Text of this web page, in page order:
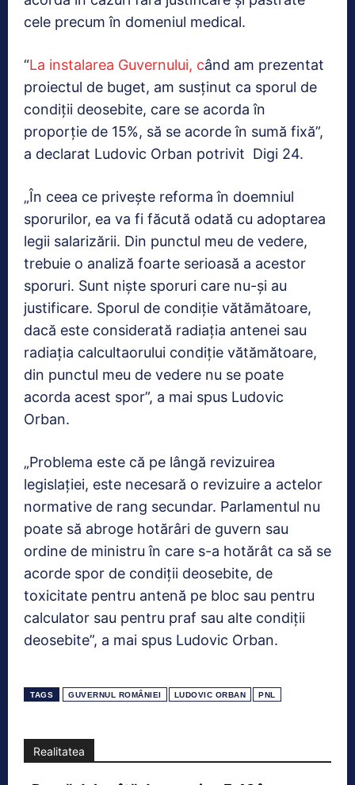
cele precum în domeniul medical.
“La instalarea Guvernului, când am prezentat
proiectul de buget, am susținut ca sporul de
condiții deosebite, care se acorda în
proporție de 15%, să se acorde în sumă fixă”,
a declarat Ludovic Orban potrivit Digi 24.
„În ceea ce privește reforma în doemniul
sporurilor, ea va fi făcută odată cu adoptarea
legii salarizării. Din punctul meu de vedere,
trebuie o analiză foarte serioasă a acestor
sporuri. Sunt niște sporuri care nu-și au
justificare. Sporul de condiție vătămătoare,
dacă este considerată radiația antenei sau
radiația calcultaorului condiție vătămătoare,
din punctul meu de vedere nu se poate
acorda acest spor”, a mai spus Ludovic
Orban.
„Problema este că pe lângă revizuirea
legislației, este necesară o revizuire a actelor
normative de rang secundar. Parlamentul nu
poate să abroge hotărâri de guvern sau
ordine de ministru în care s-a hotărât ca să se
acorde spor de condiții deosebite, de
toxicitate pentru antenă pe bloc sau pentru
calculator sau pentru praf sau alte condiții
deosebite”, a mai spus Ludovic Orban.
TAGS GUVERNUL ROMÂNIEI LUDOVIC ORBAN PNL
Realitatea